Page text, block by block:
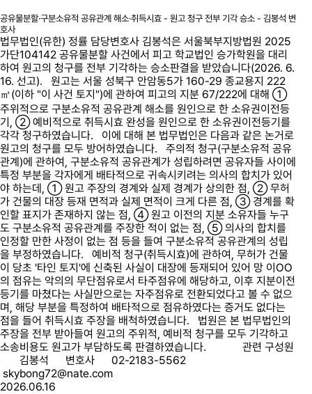
공유물분할·구분소유적 공유관계 해소·취득시효 - 원고 청구 전부 기각 승소 - 김봉석 변
호사
법무법인(유한) 정률 담당변호사 김봉석은 서울북부지방법원 2025
가단104142 공유물분할 사건에서 피고 학교법인 승가학원을 대리
하여 원고의 청구를 전부 기각하는 승소판결을 받았습니다(2026. 6.
16. 선고). 원고는 서울 성북구 안암동5가 160-29 종교용지 222
㎡(이하 "이 사건 토지")에 관하여 피고의 지분 67/222에 대해 ①
주위적으로 구분소유적 공유관계 해소를 원인으로 한 소유권이전등
기, ② 예비적으로 취득시효 완성을 원인으로 한 소유권이전등기를
각각 청구하였습니다. 이에 대해 본 법무법인은 다음과 같은 논거로
원고의 청구를 모두 방어하였습니다. 주의적 청구(구분소유적 공유
관계)에 관하여, 구분소유적 공유관계가 성립하려면 공유자들 사이에
특정 부분을 각자에게 배타적으로 귀속시키려는 의사의 합치가 있어
야 하는데, ① 원고 주장의 경계와 실제 경계가 상의한 점, ② 무허
가 건물의 대장 등재 면적과 실제 면적이 크게 다른 점, ③ 경계를 확
인할 표지가 존재하지 않는 점, ④ 원고 이전의 지분 소유자들 누구
도 구분소유적 공유관계를 주장한 적이 없는 점, ⑤ 의사의 합치를
인정할 만한 사정이 없는 점 등을 들여 구분소유적 공유관계의 성립
을 부정하였습니다. 예비적 청구(취득시효)에 관하여, 무허가 건물
이 당초 '타인 토지'에 신축된 사실이 대장에 등재되어 있어 망 이OO
의 점유는 악의의 무단점유로서 타주점유에 해당하고, 이후 지분이전
등기를 마쳤다는 사실만으로는 자주점유로 전환되었다고 볼 수 없으
며, 해당 부분을 특정하여 배타적으로 점유하였다는 증거도 없다는
점을 들어 취득시효 주장을 배척하였습니다. 법원은 본 법무법인의
주장을 전부 받아들여 원고의 주위적, 예비적 청구를 모두 기각하고
소송비용도 원고가 부담하도록 판결하였습니다. 관련 구성원
김봉석 변호사 02-2183-5562
skybong72@nate.com
2026.06.16